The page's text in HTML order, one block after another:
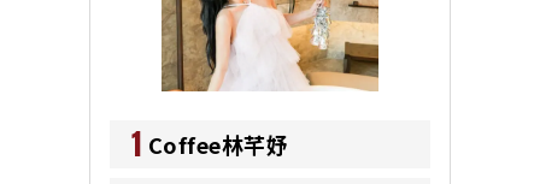
1 Coffee林芊妤